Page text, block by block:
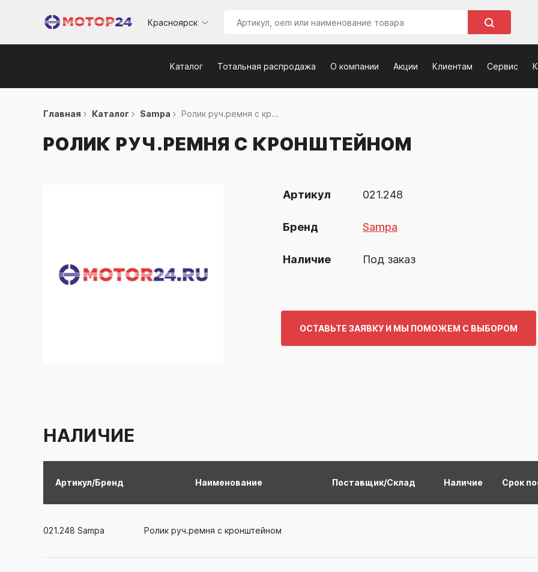
Красноярск
Каталог Тотальная распродажа О компании Акции Клиентам Сервис
Главная Каталог Sampa Ролик руч.ремня с кр...
РОЛИК РУЧ.РЕМНЯ С КРОНШТЕЙНОМ
Артикул 021.248
Бренд Sampa
Наличие Под заказ
ОСТАВЬТЕ ЗАЯВКУ И МЫ ПОМОЖЕМ С ВЫБОРОМ
НАЛИЧИЕ
Артикул/Бренд Наименование Поставщик/Склад Наличие Срок
021.248 Sampa Ролик руч.ремня с кронштейном